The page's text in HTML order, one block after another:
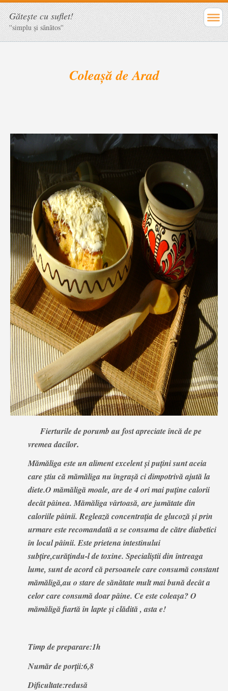
Găteşte cu suflet!
''simplu şi sănătos''
Coleașă de Arad
Fierturile de porumb au fost apreciate încă de pe
vremea dacilor.
Mămăliga este un aliment excelent și puțini sunt aceia
care știu că mămăliga nu îngrașă ci dimpotrivă ajută la
diete.O mămăligă moale, are de 4 ori mai puține calorii
decât pâinea. Mămăliga vârtoasă, are jumătate din
caloriile pâinii. Reglează concentrația de glucoză și prin
urmare este recomandată a se consuma de către diabetici
în locul pâinii. Este prietena intestinului
subțire,curățindu-l de toxine. Specialiștii din întreaga
lume, sunt de acord că persoanele care consumă constant
mămăligă,au o stare de sănătate mult mai bună decât a
celor care consumă doar pâine. Ce este coleașa? O
mămăligă fiartă în lapte și clădită , asta e!
Timp de preparare:1h
Număr de porții:6,8
Dificultate:redusă